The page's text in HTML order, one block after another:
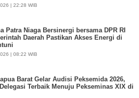
| 22:28 WIB
Patra Niaga Bersinergi bersama DPR RI
Daerah Pastikan Akses Energi di
| 08:22 WIB
Barat Gelar Audisi Peksemida 2026,
Terbaik Menuju Pekseminas XIX di